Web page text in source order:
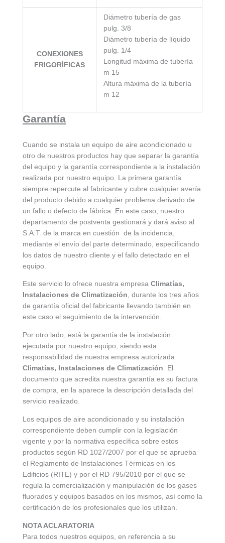
CONEXIONES
FRIGORÍFICAS
Diámetro tubería de gas
pulg. 3/8
Diámetro tubería de líquido
pulg. 1/4
Longitud máxima de tubería
m 15
Altura máxima de la tubería
m 12
Garantía
Cuando se instala un equipo de aire acondicionado u
otro de nuestros productos hay que separar la garantía
del equipo y la garantía correspondiente a la instalación
realizada por nuestro equipo. La primera garantía
siempre repercute al fabricante y cubre cualquier avería
del producto debido a cualquier problema derivado de
un fallo o defecto de fábrica. En este caso, nuestro
departamento de postventa gestionará y dará aviso al
S.A.T. de la marca en cuestión de la incidencia,
mediante el envío del parte determinado, especificando
los datos de nuestro cliente y el fallo detectado en el
equipo.
Este servicio lo ofrece nuestra empresa Climatías,
Instalaciones de Climatización, durante los tres años
de garantía oficial del fabricante llevando también en
este caso el seguimiento de la intervención.
Por otro lado, está la garantía de la instalación
ejecutada por nuestro equipo, siendo esta
responsabilidad de nuestra empresa autorizada
Climatías, Instalaciones de Climatización. El
documento que acredita nuestra garantía es su factura
de compra, en la aparece la descripción detallada del
servicio realizado.
Los equipos de aire acondicionado y su instalación
correspondiente deben cumplir con la legislación
vigente y por la normativa específica sobre estos
productos según RD 1027/2007 por el que se aprueba
el Reglamento de Instalaciones Térmicas en los
Edificios (RITE) y por el RD 795/2010 por el que se
regula la comercialización y manipulación de los gases
fluorados y equipos basados en los mismos, así como la
certificación de los profesionales que los utilizan.
NOTA ACLARATORIA
Para todos nuestros equipos, en referencia a su